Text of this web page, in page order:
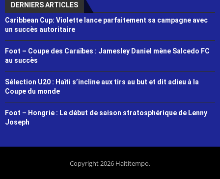
DERNIERS ARTICLES
Caribbean Cup: Violette lance parfaitement sa campagne avec
un succès autoritaire
Foot – Coupe des Caraïbes : Jamesley Daniel mène Salcedo FC
au succès
Sélection U20 : Haïti s’incline aux tirs au but et dit adieu à la
Coupe du monde
Foot – Hongrie : Le début de saison stratosphérique de Lenny
Joseph
Copyright 2026 Haititempo.